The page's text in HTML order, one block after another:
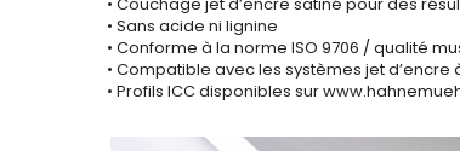
• Sans acide ni lignine
• Conforme à la norme ISO 9706 / qualité
• Compatible avec les systèmes jet
• Profils ICC disponibles sur